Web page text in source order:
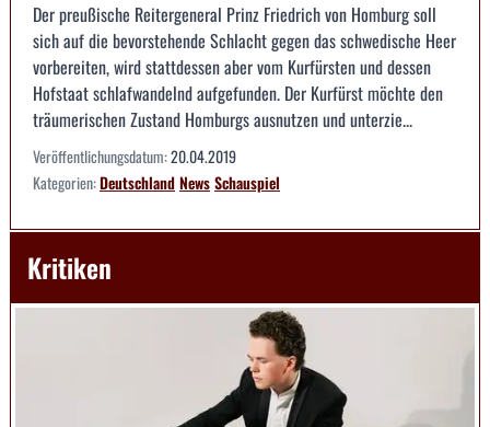
Der preußische Reitergeneral Prinz Friedrich von Homburg soll
sich auf die bevorstehende Schlacht gegen das schwedische Heer
vorbereiten, wird stattdessen aber vom Kurfürsten und dessen
Hofstaat schlafwandelnd aufgefunden. Der Kurfürst möchte den
träumerischen Zustand Homburgs ausnutzen und unterzie...
Veröffentlichungsdatum:20.04.2019
Kategorien:DeutschlandNewsSchauspiel
Kritiken